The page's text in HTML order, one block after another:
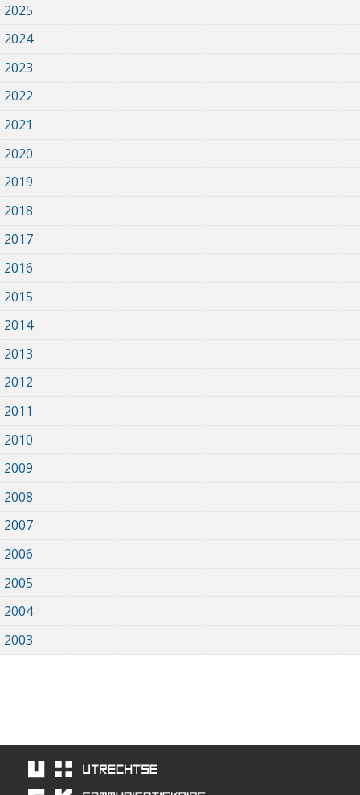
2025
2024
2023
2022
2021
2020
2019
2018
2017
2016
2015
2014
2013
2012
2011
2010
2009
2008
2007
2006
2005
2004
2003